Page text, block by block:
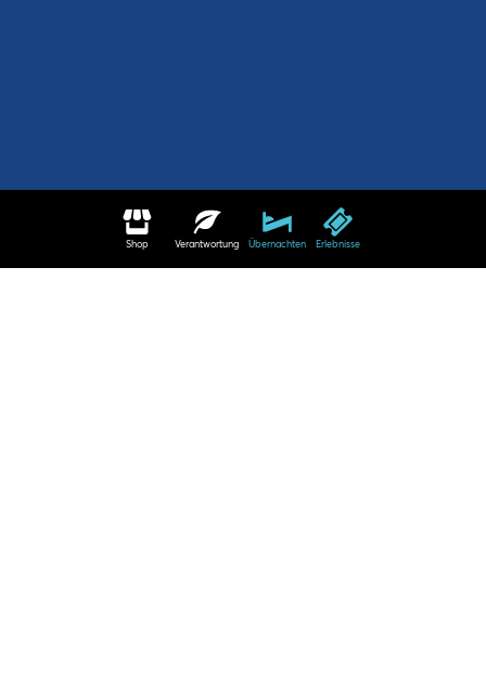
Shop Verantwortung Übernachten Erlebnisse